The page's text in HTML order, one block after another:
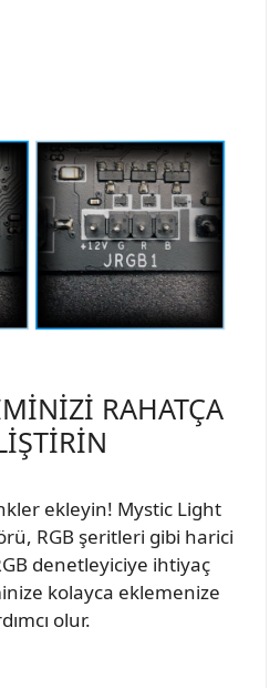
RAHATÇA
ekleyin! Mystic Light
RGB şeritleri gibi harici
denetleyiciye ihtiyaç
kolayca eklemenize
olur.